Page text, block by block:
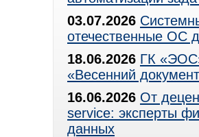
03.07.2026
отечественные ОС
18.06.2026 ГК
«Весенний
16.06.2026 От
service: эксперты
данных